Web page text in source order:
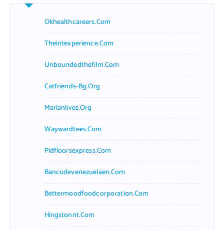
Okhealthcareers.com
Theintexperience.com
Unboundedthefilm.com
Catfriends-Bg.org
Marianlives.org
Waywardtees.com
Pidfloorsexpress.com
Bancodevenezuelaen.com
Bettermoodfoodcorporation.com
Hingstonnt.com